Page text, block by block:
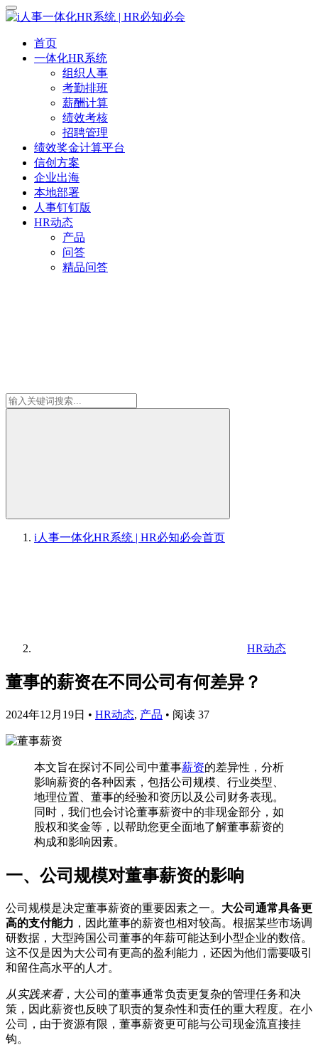
首页
一体化HR系统
组织人事
考勤排班
薪酬计算
绩效考核
招聘管理
绩效奖金计算平台
信创方案
企业出海
本地部署
人事钉钉版
HR动态
产品
问答
精品问答
i人事一体化HR系统 | HR必知必会首页
HR动态
董事的薪资在不同公司有何差异？
2024年12月19日 • HR动态, 产品 • 阅读 37
本文旨在探讨不同公司中董事薪资的差异性，分析
影响薪资的各种因素，包括公司规模、行业类型、
地理位置、董事的经验和资历以及公司财务表现。
同时，我们也会讨论董事薪资中的非现金部分，如
股权和奖金等，以帮助您更全面地了解董事薪资的
构成和影响因素。
一、公司规模对董事薪资的影响
公司规模是决定董事薪资的重要因素之一。 大公司通常具备更
高的支付能力 ，因此董事的薪资也相对较高。根据某些市场调
研数据，大型跨国公司董事的年薪可能达到小型企业的数倍。
这不仅是因为大公司有更高的盈利能力，还因为他们需要吸引
和留住高水平的人才。
从实践来看，大公司的董事通常负责更复杂的管理任务和决
策，因此薪资也反映了职责的复杂性和责任的重大程度。在小
公司，由于资源有限，董事薪资更可能与公司现金流直接挂
钩。